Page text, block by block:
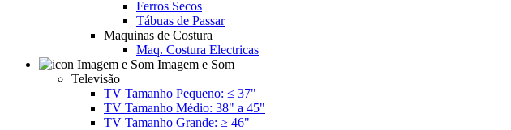
Ferros Secos
Tábuas de Passar
Maquinas de Costura
Maq. Costura Electricas
Imagem e Som
Televisão
TV Tamanho Pequeno: ≤ 37"
TV Tamanho Médio: 38" a 45"
TV Tamanho Grande: ≥ 46"